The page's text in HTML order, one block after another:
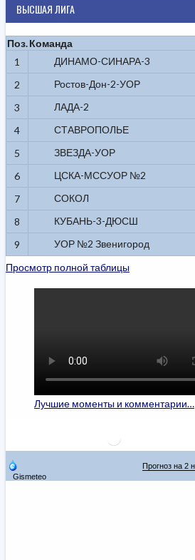
ВЫСШАЯ ЛИГА
Поз.Команда
1
ДИНАМО-СИНАРА-3
2
Ростов-Дон-2-УОР
3
ЛАДА-2
4
СТАВРОПОЛЬЕ
5
ЗВЕЗДА-УОР
6
ЦСКА-МССУОР №2
7
СОКОЛ
8
КУБАНЬ-3-ДЮСШ
9
УОР №2 Звенигород
Просмотр полной таблицы
Лучшие моменты и комментарии…